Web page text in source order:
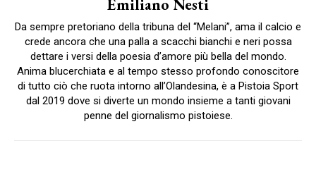
Emiliano Nesti
Da sempre pretoriano della tribuna del “Melani”, ama il calcio e
crede ancora che una palla a scacchi bianchi e neri possa
dettare i versi della poesia d’amore più bella del mondo.
Anima blucerchiata e al tempo stesso profondo conoscitore
di tutto ciò che ruota intorno all’Olandesina, è a Pistoia Sport
dal 2019 dove si diverte un mondo insieme a tanti giovani
penne del giornalismo pistoiese.